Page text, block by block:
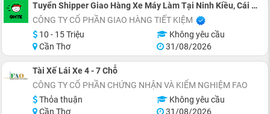
Tuyển Shipper Giao Hàng Xe Máy Làm Tại Ninh Kiều, Cái Răng
CÔNG TY CỔ PHẦN GIAO HÀNG TIẾT KIỆM
10 - 15 Triệu
Không yêu cầu
Cần Thơ
31/08/2026
Tài Xế Lái Xe 4 - 7 Chỗ
CÔNG TY CỔ PHẦN CHỨNG NHẬN VÀ KIỂM NGHIỆM FAO
Thỏa thuận
Không yêu cầu
Cần Thơ
31/08/2026